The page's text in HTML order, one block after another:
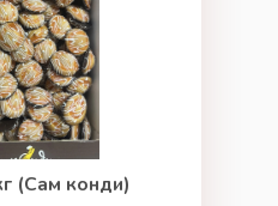
(Сам конди)